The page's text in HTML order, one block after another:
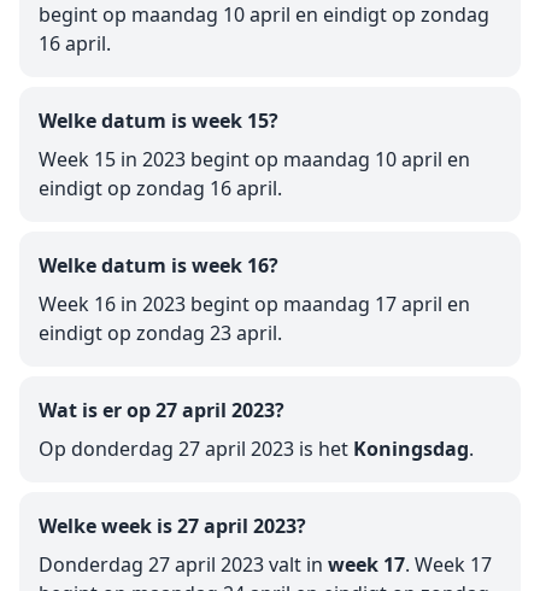
begint op maandag 10 april en eindigt op zondag
16 april.
Welke datum is week 15?
Week 15 in 2023 begint op maandag 10 april en
eindigt op zondag 16 april.
Welke datum is week 16?
Week 16 in 2023 begint op maandag 17 april en
eindigt op zondag 23 april.
Wat is er op 27 april 2023?
Op donderdag 27 april 2023 is het Koningsdag.
Welke week is 27 april 2023?
Donderdag 27 april 2023 valt in week 17. Week 17